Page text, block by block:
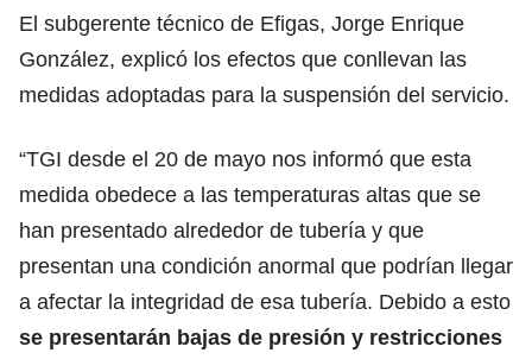
El subgerente técnico de Efigas, Jorge Enrique
González, explicó los efectos que conllevan las
medidas adoptadas para la suspensión del servicio.
“TGI desde el 20 de mayo nos informó que esta
medida obedece a las temperaturas altas que se
han presentado alrededor de tubería y que
presentan una condición anormal que podrían llegar
a afectar la integridad de esa tubería. Debido a esto
se presentarán bajas de presión y restricciones